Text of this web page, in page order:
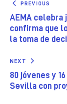
PREVIOUS
AEMA celebra
confirma que
la toma de
NEXT
80 jóvenes y
Sevilla con